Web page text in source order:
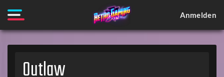
Anmelden
Outlaw